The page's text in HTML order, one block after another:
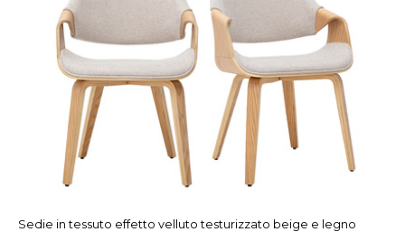
Sedie in tessuto effetto velluto testurizzato beige e legno